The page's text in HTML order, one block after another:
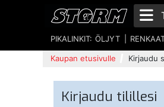
PIKALINKIT: ÖLJYT
Kaupan etusivulle Kirjaudu
Kirjaudu tilillesi